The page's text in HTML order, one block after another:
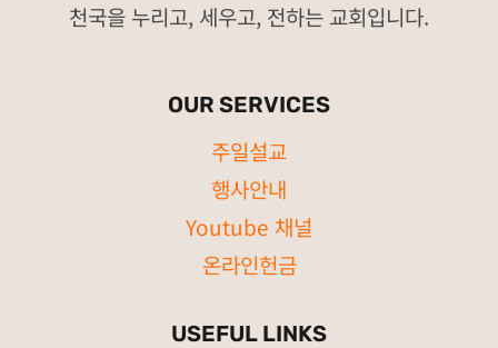
천국을 누리고, 세우고, 전하는 교회입니다.
OUR SERVICES
주일설교
행사안내
Youtube 채널
온라인헌금
USEFUL LINKS